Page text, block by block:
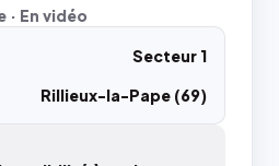
En vidéo
Secteur 1
Rillieux-la-Pape (69)